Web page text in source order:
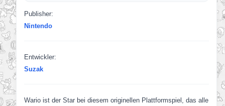
Publisher:
Nintendo
Entwickler:
Suzak
Wario ist der Star bei diesem originellen Plattformspiel, das alle